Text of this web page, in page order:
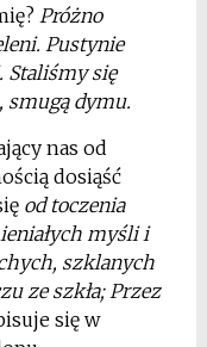
Próżno
Pustynie
Staliśmy się
smugą dymu.
nas od
dosiąść
od toczenia
myśli i
szklanych
ze szkła; Przez
się w